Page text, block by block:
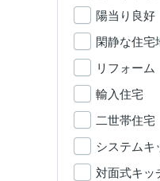
陽当り良好
閑静な住宅
リフォーム
輸入住宅
二世帯住宅
システムキ
対面式キッ